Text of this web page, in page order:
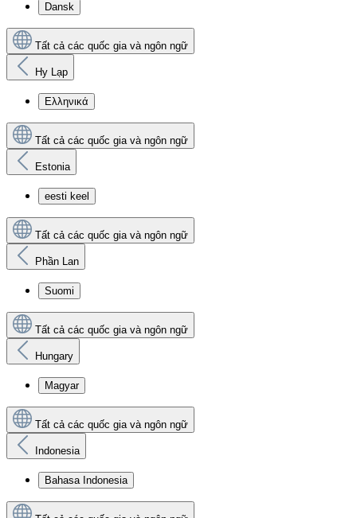
Dansk
Tất cả các quốc gia và ngôn ngữ
Hy Lạp
Ελληνικά
Tất cả các quốc gia và ngôn ngữ
Estonia
eesti keel
Tất cả các quốc gia và ngôn ngữ
Phần Lan
Suomi
Tất cả các quốc gia và ngôn ngữ
Hungary
Magyar
Tất cả các quốc gia và ngôn ngữ
Indonesia
Bahasa Indonesia